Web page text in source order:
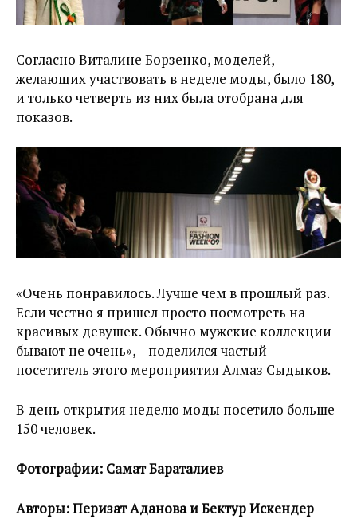
Согласно Виталине Борзенко, моделей,
желающих участвовать в неделе моды, было 180,
и только четверть из них была отобрана для
показов.
«Очень понравилось. Лучше чем в прошлый раз.
Если честно я пришел просто посмотреть на
красивых девушек. Обычно мужские коллекции
бывают не очень», – поделился частый
посетитель этого мероприятия Алмаз Сыдыков.
В день открытия неделю моды посетило больше
150 человек.
Фотографии: Самат Бараталиев
Авторы: Перизат Аданова и Бектур Искендер